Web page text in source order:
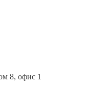
8, офис 1